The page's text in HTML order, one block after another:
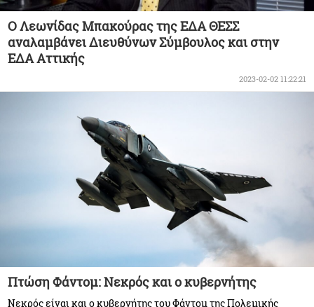
Ο Λεωνίδας Μπακούρας της ΕΔΑ ΘΕΣΣ
αναλαμβάνει Διευθύνων Σύμβουλος και στην
ΕΔΑ Αττικής
2023-02-02 11:22:21
Πτώση Φάντομ: Νεκρός και ο κυβερνήτης
Νεκρός είναι και ο κυβερνήτης του Φάντομ της Πολεμικής